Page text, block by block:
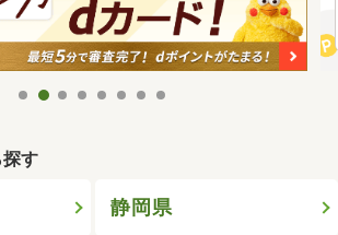
す
静岡県